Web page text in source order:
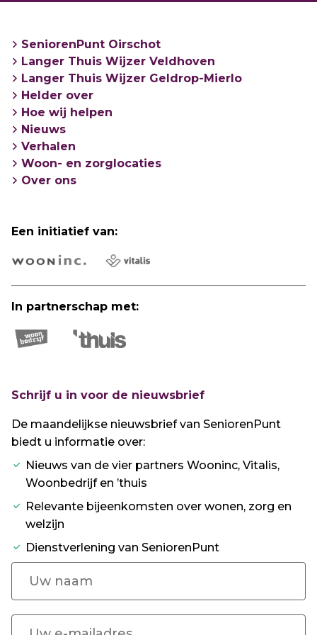
SeniorenPunt Oirschot
Langer Thuis Wijzer Veldhoven
Langer Thuis Wijzer Geldrop-Mierlo
Helder over
Hoe wij helpen
Nieuws
Verhalen
Woon- en zorglocaties
Over ons
Een initiatief van:
In partnerschap met:
Schrijf u in voor de nieuwsbrief
De maandelijkse nieuwsbrief van SeniorenPunt
biedt u informatie over:
Nieuws van de vier partners Wooninc, Vitalis,
Woonbedrijf en ’thuis
Relevante bijeenkomsten over wonen, zorg en
welzijn
Dienstverlening van SeniorenPunt